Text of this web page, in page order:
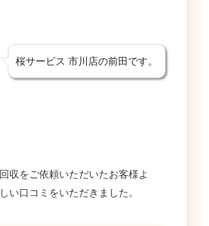
桜サービス 市川店の前田です。
収をご依頼いただいたお客様よ
い口コミをいただきました。